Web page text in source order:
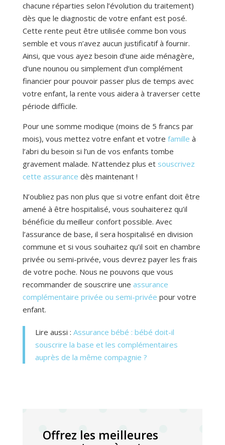
chacune réparties selon l’évolution du traitement)
dès que le diagnostic de votre enfant est posé.
Cette rente peut être utilisée comme bon vous
semble et vous n’avez aucun justificatif à fournir.
Ainsi, que vous ayez besoin d’une aide ménagère,
d’une nounou ou simplement d’un complément
financier pour pouvoir passer plus de temps avec
votre enfant, la rente vous aidera à traverser cette
période difficile.
Pour une somme modique (moins de 5 francs par
mois), vous mettez votre enfant et votre famille à
l’abri du besoin si l’un de vos enfants tombe
gravement malade. N’attendez plus et souscrivez
cette assurance dès maintenant !
N’oubliez pas non plus que si votre enfant doit être
amené à être hospitalisé, vous souhaiterez qu’il
bénéficie du meilleur confort possible. Avec
l’assurance de base, il sera hospitalisé en division
commune et si vous souhaitez qu’il soit en chambre
privée ou semi-privée, vous devrez payer les frais
de votre poche. Nous ne pouvons que vous
recommander de souscrire une assurance
complémentaire privée ou semi-privée pour votre
enfant.
Lire aussi : Assurance bébé : bébé doit-il
souscrire la base et les complémentaires
auprès de la même compagnie ?
Offrez les meilleures